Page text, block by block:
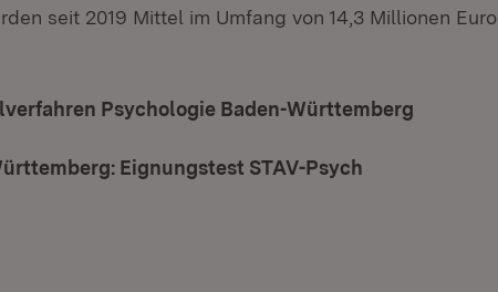
seit 2019 Mittel im Umfang von 14,3 Millionen Euro
Psychologie Baden-Württemberg
Eignungstest STAV-Psych